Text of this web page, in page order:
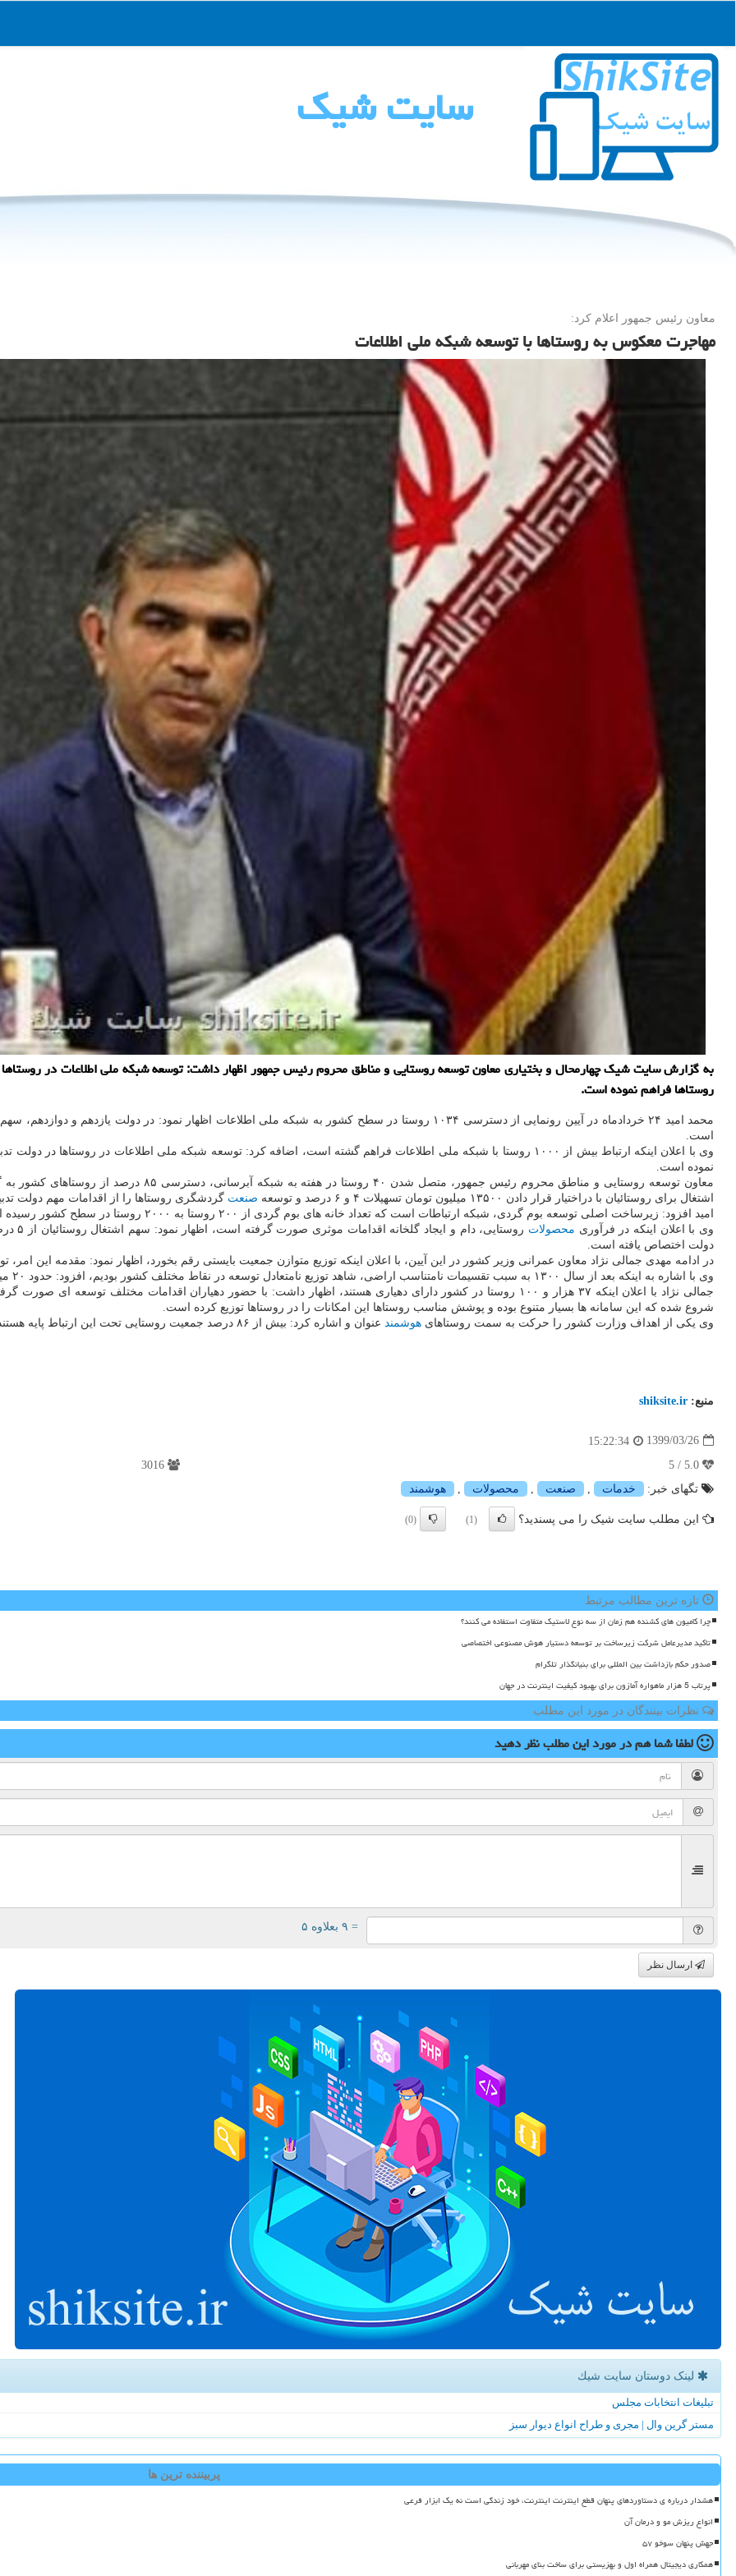
سایت شیك
معاون رئیس جمهور اعلام كرد:
مهاجرت معكوس به روستاها با توسعه شبكه ملی اطلاعات
روستاها فراهم نموده است.
است.
نموده است.
اشتغال برای روستائیان با دراختیار قرار دادن ۱۳۵۰۰ میلیون تومان تسهیلات ۴ و ۶ درصد و توسعه صنعت گردشگری روستاها را از اقدامات مهم دولت
امید افزود: زیرساخت اصلی توسعه بوم گردی، شبکه ارتباطات است که تعداد خانه های بوم گردی از ۲۰۰ روستا به ۲۰۰۰ روستا در سطح کشور رسیده است.
وی با اعلان اینکه در فرآوری محصولات
دولت اختصاص یافته است.
در ادامه مهدی جمالی نژاد معاون عمرانی وزیر کشور در این آیین، با اعلان اینکه توزیع متوازن جمعیت بایستی رقم بخورد، اظهار نمود: مقدمه این امر،
وی با اشاره به اینکه بعد از سال ۱۳۰۰ به سبب تقسیمات نامتناسب اراضی، شاهد توزیع نامتعادل توسعه در نقاط مختلف کشور بودیم، افزود: حدود ۲۰ میلیون از جمعیت روستایی کشور در نقاط کم تراکم ساکن شده اند.
جمالی نژاد با اعلان اینکه ۳۷ هزار و ۱۰۰ روستا در کشور دارای دهیاری هستند، اظهار داشت: با حضور دهیاران اقدامات مختلف
شروع شده که این سامانه ها بسیار متنوع بوده و پوشش مناسب روستاها این امکانات را در روستاها توزیع کرده است.
وی یکی از اهداف وزارت کشور را حرکت به سمت روستاهای هوشمند عنوان و اشاره کرد: بیش از ۸۶ درصد جمعیت روستایی تحت این ارتباط پایه هستند و توسعه کشور از روستاها عبور می کند.
منبع: shiksite.ir
1399/03/26
15:22:34
تگهای خبر:
خدمات , صنعت , محصولات , هوشمند
این مطلب سایت شیک را می پسندید؟ (1)
(0)
تازه ترین مطالب مرتبط
چرا کامیون های کشنده هم زمان از سه نوع لاستیک متفاوت استفاده می کنند؟
تاکید مدیرعامل شرکت زیرساخت بر توسعه دستیار هوش مصنوعی اختصاصی
صدور حکم بازداشت بین المللی برای بنیانگذار تلگرام
پرتاب 5 هزار ماهواره آمازون برای بهبود کیفیت اینترنت در جهان
نظرات بینندگان در مورد این مطلب
لطفا شما همدر مورد این مطلبنظر دهید
= ۹ بعلاوه ۵
ارسال نظر
لینک دوستان سایت شیك
تبلیغات انتخابات مجلس
مستر گرین وال | مجری و طراح انواع دیوار سبز
پربیننده ترین ها
هشدار درباره ی دستاوردهای پنهان قطع اینترنت اینترنت، خود زندگی است نه یک ابزار فرعی
انواع ریزش مو و درمان آن
جهش پنهان سوخو ۵۷
همکاری دیجیتال همراه اول و بهزیستی برای ساخت بنای مهربانی